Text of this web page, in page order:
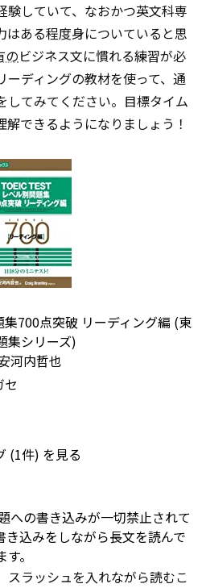
験していて、なおかつ英文科専
はある程度身についていると思
のビジネス文に慣れる練習が必
ーディングの教材を使って、通
してみてください。目標タイム
できるようになりましょう！
700点突破 リーディング編 (東
集シリーズ)
河内哲也
セ
(1件) を見る
への書き込みが一切禁止されて
き込みをしながら長文を読んで
。
スラッシュを入れながら読むこ